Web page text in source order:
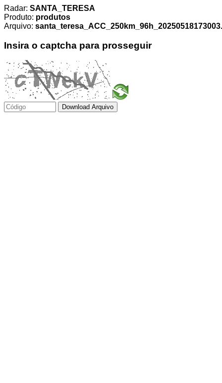
Radar: SANTA_TERESA
Produto: produtos
Arquivo:
Insira o captcha para prosseguir